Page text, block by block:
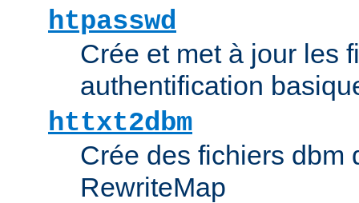
htpasswd
Crée et met à jour les
authentification
httxt2dbm
Crée des fichiers dbm
RewriteMap